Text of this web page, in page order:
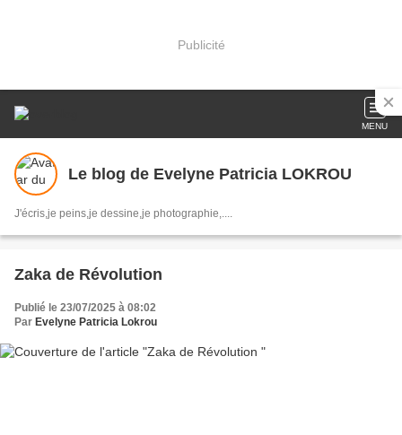
Publicité
MENU
Le blog de Evelyne Patricia LOKROU
J'écris,je peins,je dessine,je photographie,....
Zaka de Révolution
Publié le 23/07/2025 à 08:02
Par Evelyne Patricia Lokrou